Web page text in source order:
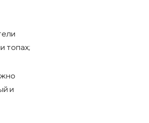
топах;
и